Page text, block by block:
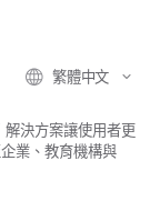
繁體​中文
解決​方案​讓​使用​者​更​
業、​教育​機構​與​